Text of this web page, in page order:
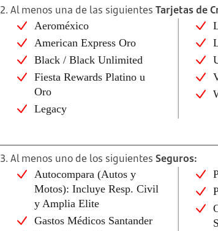
2. Al menos una de las siguientes Tarjetas de
Aeroméxico
American Express Oro
Black / Black Unlimited
Fiesta Rewards Platino u
Oro
Legacy
3. Al menos uno de los siguientes Seguros:
Autocompara (Autos y
Motos): Incluye Resp. Civil
y Amplia Elite
Gastos Médicos Santander